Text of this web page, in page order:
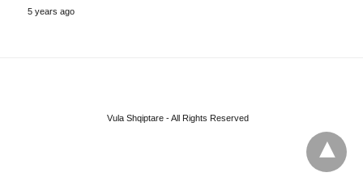
5 years ago
Vula Shqiptare - All Rights Reserved